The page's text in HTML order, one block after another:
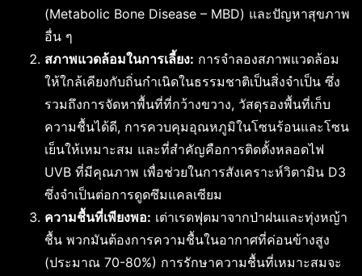
(Metabolic Bone Disease – MBD) และปัญหาสุขภาพ
อื่น ๆ
สภาพแวดล้อมในการเลี้ยง: การจำลองสภาพแวดล้อม
ให้ใกล้เคียงกับถิ่นกำเนิดในธรรมชาติเป็นสิ่งจำเป็น ซึ่ง
รวมถึงการจัดหาพื้นที่ที่กว้างขวาง, วัสดุรองพื้นที่เก็บ
ความชื้นได้ดี, การควบคุมอุณหภูมิในโซนร้อนและโซน
เย็นให้เหมาะสม และที่สำคัญคือการติดตั้งหลอดไฟ
UVB ที่มีคุณภาพ เพื่อช่วยในการสังเคราะห์วิตามิน D3
ซึ่งจำเป็นต่อการดูดซึมแคลเซียม
ความชื้นที่เพียงพอ: เต่าเรดฟุตมาจากป่าฝนและทุ่งหญ้า
ชื้น พวกมันต้องการความชื้นในอากาศที่ค่อนข้างสูง
(ประมาณ 70-80%) การรักษาความชื้นที่เหมาะสมจะ